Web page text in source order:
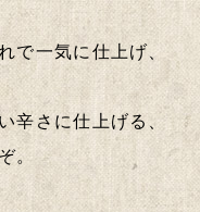
で一気に仕上げ、
辛さに仕上げる、
。